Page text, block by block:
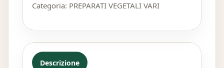
Categoria: PREPARATI VEGETALI VARI
Descrizione